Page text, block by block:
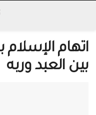
اتهام
بين العبد وربه